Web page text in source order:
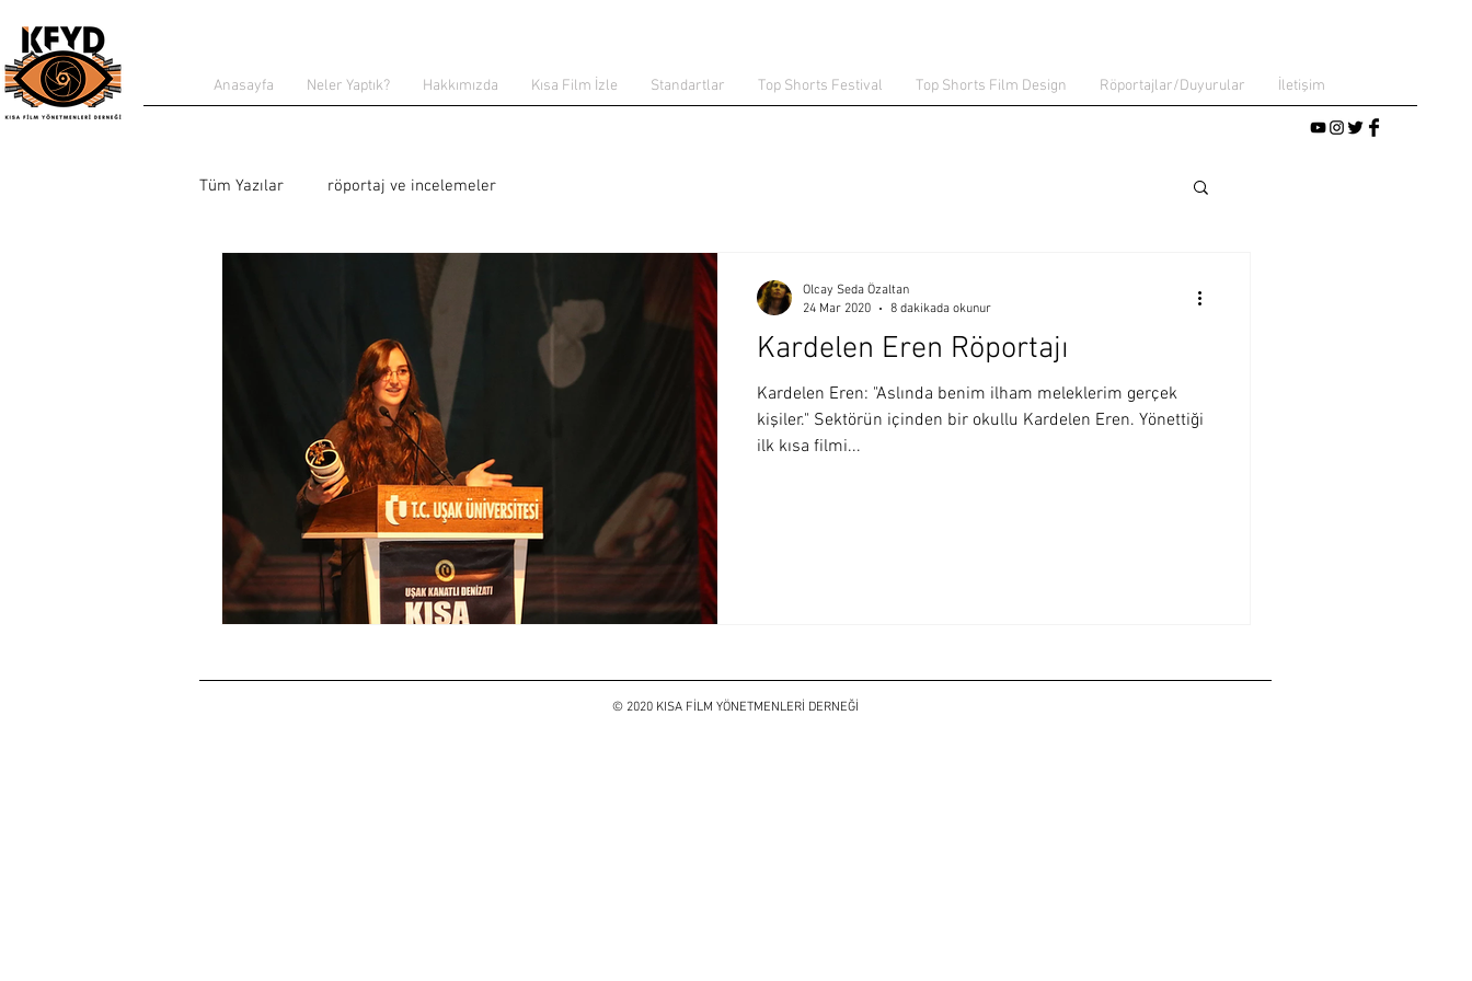
Anasayfa Neler Yaptık? Hakkımızda Kısa Film İzle Standartlar Top Shorts Festival Top Shorts Film Design Röportajlar/Duyurular İletişim
Tüm Yazılar röportaj ve incelemeler
Kardelen Eren Röportajı
Kardelen Eren: "Aslında benim ilham meleklerim gerçek
kişiler." Sektörün içinden bir okullu Kardelen Eren. Yönettiği
ilk kısa filmi...
Olcay Seda Özaltan
24 Mar 2020
8 dakikada okunur
© 2020 KISA FİLM YÖNETMENLERİ DERNEĞİ